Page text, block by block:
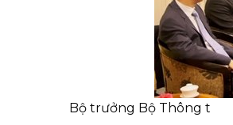
Bộ trưởng Bộ Thông t